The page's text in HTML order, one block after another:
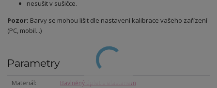
nesušit v sušičce.
Pozor: Barvy se mohou lišit dle nastavení kalibrace vašeho zařízení
(PC, mobil...)
Parametry
Materiál
Bavlněný úplet s elastanem